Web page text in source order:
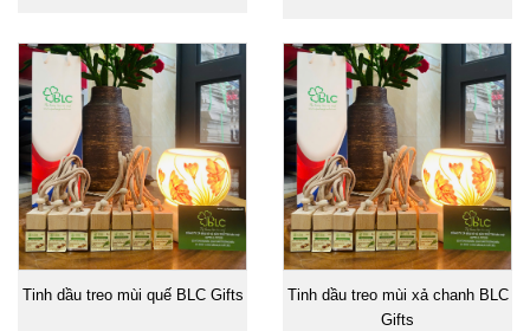
Tinh dầu treo mùi quế BLC Gifts
Tinh dầu treo mùi xả chanh BLC
Gifts